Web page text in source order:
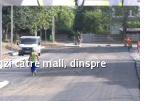
către mall, dinspre